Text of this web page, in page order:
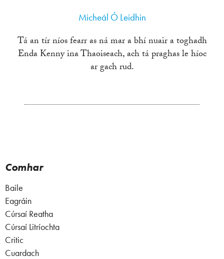
Micheál Ó Leidhin
Tá an tír níos fearr as ná mar a bhí nuair a toghadh
Enda Kenny ina Thaoiseach, ach tá praghas le híoc
ar gach rud.
Comhar
Baile
Eagráin
Cúrsaí Reatha
Cúrsaí Litríochta
Critic
Cuardach